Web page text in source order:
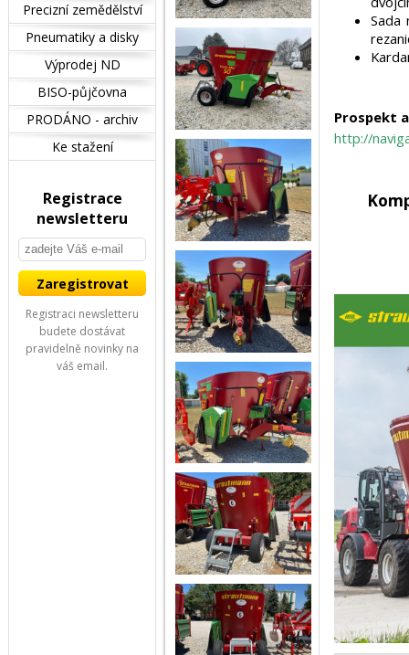
Sada
Prospekt
http://
Precizní zemědělství
Pneumatiky a disky
Výprodej ND
BISO-půjčovna
PRODÁNO - archiv
Ke stažení
Registrace
newsletteru
Registraci newsletteru
budete dostávat
pravidelně novinky na
váš email.